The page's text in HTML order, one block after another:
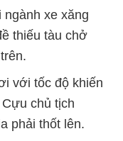
xe xăng
thiếu tàu chở
với tốc độ khiến
chủ tịch
phải thốt lên.